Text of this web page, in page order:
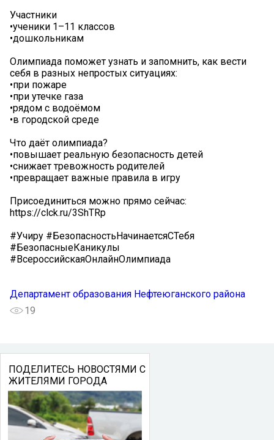
Участники
•ученики 1–11 классов
•дошкольникам
Олимпиада поможет узнать и запомнить, как вести
себя в разных непростых ситуациях:
•при пожаре
•при утечке газа
•рядом с водоёмом
•в городской среде ️
Что даёт олимпиада?
•повышает реальную безопасность детей
•снижает тревожность родителей
•превращает важные правила в игру
Присоединиться можно прямо сейчас:
https://clck.ru/3ShTRp
#Учиру #БезопасностьНачинаетсяСТебя
#БезопасныеКаникулы
#ВсероссийскаяОнлайнОлимпиада
Департамент образования Нефтеюганского района
19
ПОДЕЛИТЕСЬ НОВОСТЯМИ С
ЖИТЕЛЯМИ ГОРОДА